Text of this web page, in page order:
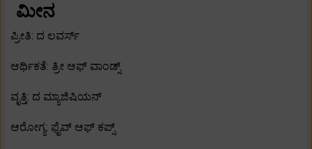
ಮೀನ
ಪ್ರೀತಿ: ದ ಲವರ್ಸ್
ಆರ್ಥಿಕತೆ: ತ್ರೀ ಆಫ್ ವಾಂಡ್ಸ್
ವೃತ್ತಿ: ದ ಮ್ಯಾಜಿಷಿಯನ್
ಆರೋಗ್ಯ: ಫೈವ್ ಆಫ್ ಕಪ್ಸ್